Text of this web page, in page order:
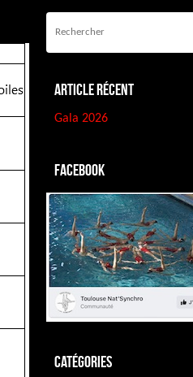
Article récent
Gala 2026
Facebook
Catégories